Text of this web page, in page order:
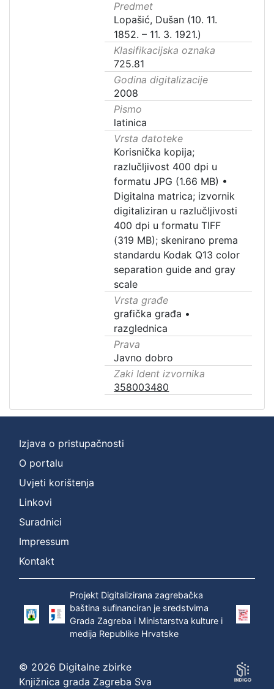
Predmet
Lopašić, Dušan (10. 11.
1852. – 11. 3. 1921.)
Klasifikacijska oznaka
725.81
Godina digitalizacije
2008
Pismo
latinica
Vrsta datoteke
Korisnička kopija;
razlučljivost 400 dpi u
formatu JPG (1.66 MB) •
Digitalna matrica; izvornik
digitaliziran u razlučljivosti
400 dpi u formatu TIFF
(319 MB); skenirano prema
standardu Kodak Q13 color
separation guide and gray
scale
Vrsta građe
grafička građa •
razglednica
Prava
Javno dobro
Zaki Ident izvornika
358003480
Izjava o pristupačnosti
O portalu
Uvjeti korištenja
Linkovi
Suradnici
Impressum
Kontakt
Projekt Digitalizirana zagrebačka
baština sufinanciran je sredstvima
Grada Zagreba i Ministarstva kulture i
medija Republike Hrvatske
© 2026 Digitalne zbirke
Knjižnica grada Zagreba Sva